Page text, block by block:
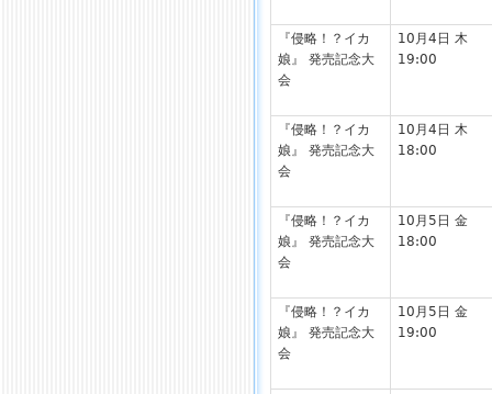
『侵略！？イカ
娘』 発売記念大
会
10月4日 木
19:00
『侵略！？イカ
娘』 発売記念大
会
10月4日 木
18:00
『侵略！？イカ
娘』 発売記念大
会
10月5日 金
18:00
『侵略！？イカ
娘』 発売記念大
会
10月5日 金
19:00